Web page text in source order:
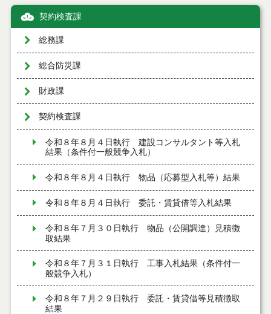
契約検査課
総務課
総合防災課
財政課
契約検査課
令和８年８月４日執行 建設コンサルタント等入札
結果（条件付一般競争入札）
令和８年８月４日執行 物品（応募型入札等）結果
令和８年８月４日執行 委託・賃貸借等入札結果
令和８年７月３０日執行 物品（公開調達）見積徴
取結果
令和８年７月３１日執行 工事入札結果（条件付一
般競争入札）
令和８年７月２９日執行 委託・賃貸借等見積徴取
結果